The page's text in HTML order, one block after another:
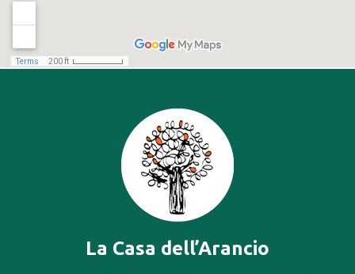
La Casa dell’Arancio